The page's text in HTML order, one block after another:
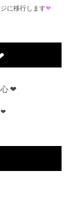
に移行します❤
❤
❤